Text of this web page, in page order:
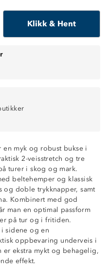
Klikk & Hent
en myk og robust bukse i
2-veisstretch og tre
turer i skog og mark.
beltehemper og klassisk
og doble trykknapper, samt
Kombinert med god
man en optimal passform
på tur og i fritiden.
sidene og en
oppbevaring underveis i
er ekstra mykt og behagelig,
effekt.
trykknapp og borrelås